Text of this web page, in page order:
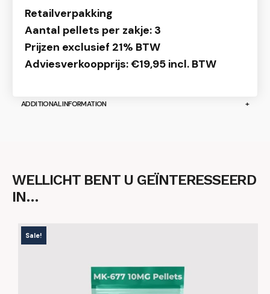
Retailverpakking
Aantal pellets per zakje: 3
Prijzen exclusief 21% BTW
Adviesverkoopprijs: €19,95 incl. BTW
ADDITIONAL INFORMATION
WELLICHT BENT U GEÏNTERESSEERD
IN…
Sale!